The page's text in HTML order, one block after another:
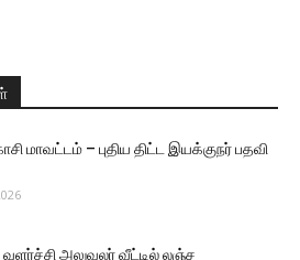
மாவட்டம் – புதிய திட்ட இயக்குநர் பதவி
வளர்ச்சி அலுவலர் வீட்டில் லஞ்ச